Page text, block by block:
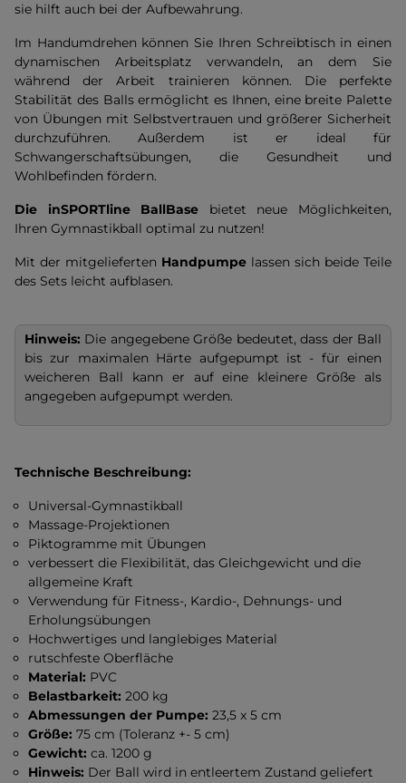
sie hilft auch bei der Aufbewahrung.
Im Handumdrehen können Sie Ihren Schreibtisch in einen
dynamischen Arbeitsplatz verwandeln, an dem Sie
während der Arbeit trainieren können. Die perfekte
Stabilität des Balls ermöglicht es Ihnen, eine breite Palette
von Übungen mit Selbstvertrauen und größerer Sicherheit
durchzuführen. Außerdem ist er ideal für
Schwangerschaftsübungen, die Gesundheit und
Wohlbefinden fördern.
Die inSPORTline BallBase bietet neue Möglichkeiten,
Ihren Gymnastikball optimal zu nutzen!
Mit der mitgelieferten Handpumpe lassen sich beide Teile
des Sets leicht aufblasen.
Hinweis: Die angegebene Größe bedeutet, dass der Ball
bis zur maximalen Härte aufgepumpt ist - für einen
weicheren Ball kann er auf eine kleinere Größe als
angegeben aufgepumpt werden.
Technische Beschreibung:
Universal-Gymnastikball
Massage-Projektionen
Piktogramme mit Übungen
verbessert die Flexibilität, das Gleichgewicht und die
allgemeine Kraft
Verwendung für Fitness-, Kardio-, Dehnungs- und
Erholungsübungen
Hochwertiges und langlebiges Material
rutschfeste Oberfläche
Material: PVC
Belastbarkeit:200 kg
Abmessungen der Pumpe: 23,5 x 5 cm
Größe: 75 cm (Toleranz +- 5 cm)
Gewicht: ca. 1200 g
Hinweis: Der Ball wird in entleertem Zustand geliefert